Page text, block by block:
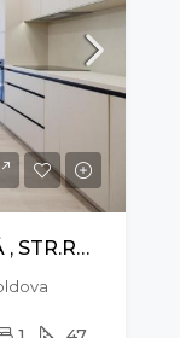
APARTAMENT CU 1 CAMERĂ , STR.REGINA ELIZABETA, DURLEȘTI